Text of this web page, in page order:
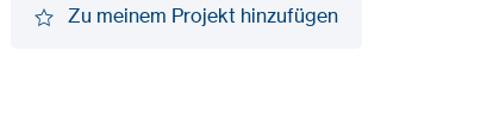
Zu meinem Projekt hinzufügen